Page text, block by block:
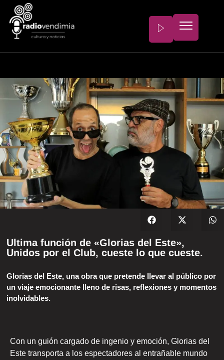
Ultima función de «Glorias del Este»,
Unidos por el Club, cueste lo que cueste.
Glorias del Este, una obra que pretende llevar al público por
un viaje emocionante lleno de risas, reflexiones y momentos
inolvidables.
Con un guión cargado de ingenio y emoción, Glorias del
Este transporta a los espectadores al entrañable mundo